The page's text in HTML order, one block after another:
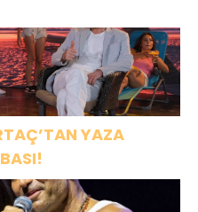
YAZA